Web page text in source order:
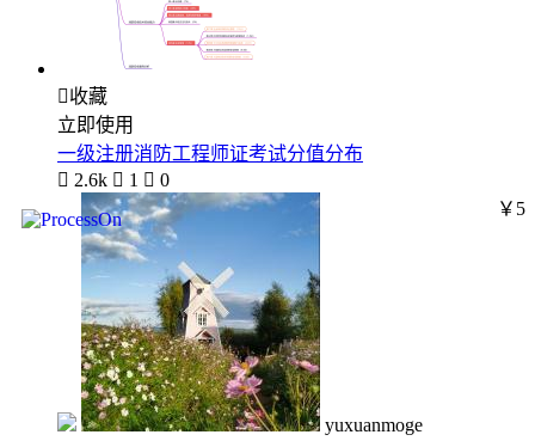
收藏
立即使用
一级注册消防工程师证考试分值分布
 2.6k  1  0
yuxuanmoge
￥5